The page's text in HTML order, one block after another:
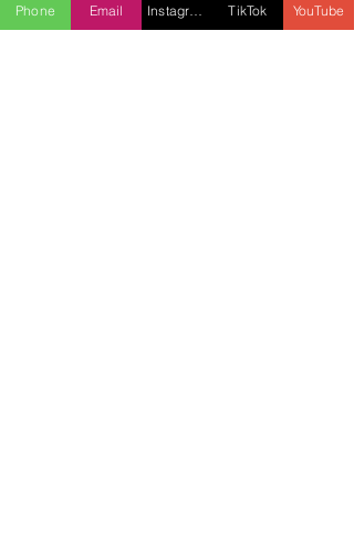
Phone Email TikTok YouTube